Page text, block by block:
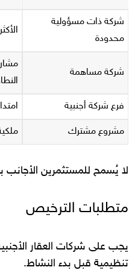
شركة ذات مسؤولية
محدودة
شركة مساهمة
فرع شركة أجنبية
مشروع مشترك
لا يُسمح للمستثمرين
متطلبات الترخيص
يجب على شركات العقار
تنظيمية قبل بدء النشاط.